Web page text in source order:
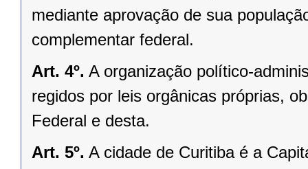
mediante aprovação de sua
complementar federal.
Art. 4º. A organização político-
regidos por leis orgânicas próprias,
Federal e desta.
Art. 5º. A cidade de Curitiba é a